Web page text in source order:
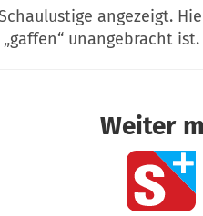
angezeigt.
unangebracht ist.